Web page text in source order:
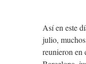
Así en este
julio,
reunieron en